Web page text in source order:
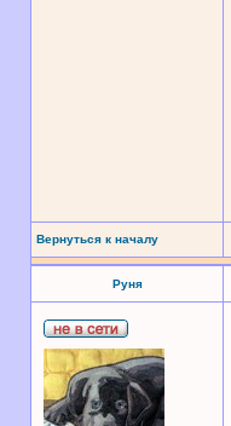
Вернуться к началу
Руня